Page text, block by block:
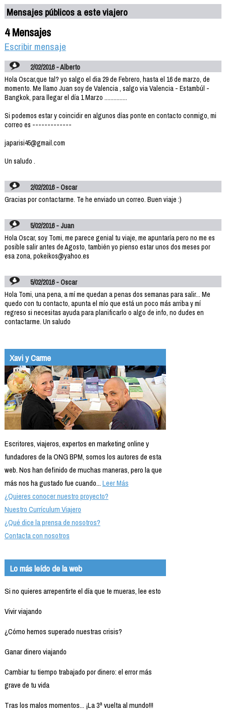
Mensajes públicos a este viajero
4 Mensajes
Escribir mensaje
2/02/2016 - Alberto
Hola Oscar,que tal? yo salgo el dia 29 de Febrero, hasta el 16 de marzo, de
momento. Me llamo Juan soy de Valencia , salgo via Valencia - Estambúl -
Bangkok, para llegar el día 1 Marzo ...............
Si podemos estar y coincidir en algunos días ponte en contacto conmigo, mi
correo es -------------
japarisi45@gmail.com
Un saludo .
2/02/2016 - Oscar
Gracias por contactarme. Te he enviado un correo. Buen viaje :)
5/02/2016 - Juan
Hola Oscar, soy Tomi, me parece genial tu viaje, me apuntaría pero no me es
posible salir antes de Agosto, también yo pienso estar unos dos meses por
esa zona, pokeikos@yahoo.es
5/02/2016 - Oscar
Hola Tomi, una pena, a mí me quedan a penas dos semanas para salir... Me
quedo con tu contacto, apunta el mío que está un poco más arriba y mí
regreso si necesitas ayuda para planificarlo o algo de info, no dudes en
contactarme. Un saludo
Xavi y Carme
Escritores, viajeros, expertos en marketing online y
fundadores de la ONG BPM, somos los autores de esta
web. Nos han definido de muchas maneras, pero la que
más nos ha gustado fue cuando...Leer Más
¿Quieres conocer nuestro proyecto?
Nuestro Currículum Viajero
¿Qué dice la prensa de nosotros?
Contacta con nosotros
Lo más leído de la web
Si no quieres arrepentirte el día que te mueras, lee esto
Vivir viajando
¿Cómo hemos superado nuestras crisis?
Ganar dinero viajando
Cambiar tu tiempo trabajado por dinero: el error más
grave de tu vida
Tras los malos momentos... ¡La 3ª vuelta al mundo!!!